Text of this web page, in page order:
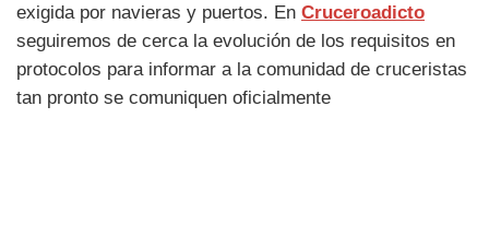
exigida por navieras y puertos. En Cruceroadicto
seguiremos de cerca la evolución de los requisitos en
protocolos para informar a la comunidad de cruceristas
tan pronto se comuniquen oficialmente